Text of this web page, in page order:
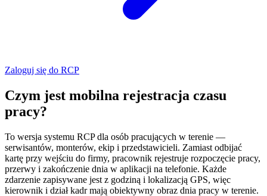
Zaloguj się do RCP
Czym jest mobilna rejestracja czasu
pracy?
To wersja systemu RCP dla osób pracujących w terenie —
serwisantów, monterów, ekip i przedstawicieli. Zamiast odbijać
kartę przy wejściu do firmy, pracownik rejestruje rozpoczęcie pracy,
przerwy i zakończenie dnia w aplikacji na telefonie. Każde
zdarzenie zapisywane jest z godziną i lokalizacją GPS, więc
kierownik i dział kadr mają obiektywny obraz dnia pracy w terenie.